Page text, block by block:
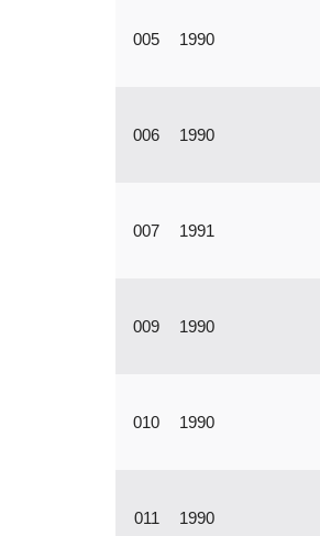
005 1990
006 1990
007 1991
009 1990
010 1990
011 1990